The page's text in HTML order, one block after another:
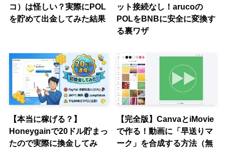
コ）は怪しい？実際にPOL
を貯めて出金してみた結果
ット接続なし！arucoの
POLをBNBに安全に変換す
る裏ワザ
【本当に稼げる？】
Honeygainで20ドル貯まっ
たので実際に換金してみ
【完全版】CanvaとiMovie
で作る！動画に「早送りマ
ーク」を合成する方法（無